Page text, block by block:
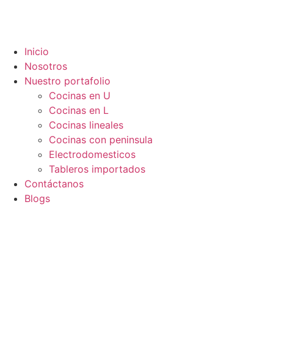
Inicio
Nosotros
Nuestro portafolio
Cocinas en U
Cocinas en L
Cocinas lineales
Cocinas con peninsula
Electrodomesticos
Tableros importados
Contáctanos
Blogs